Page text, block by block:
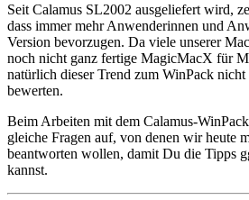
Seit Calamus SL2002 ausgeliefert wird,
dass immer mehr Anwenderinnen und
Version bevorzugen. Da viele unserer
noch nicht ganz fertige MagicMacX für
natürlich dieser Trend zum WinPack nicht
bewerten.
Beim Arbeiten mit dem Calamus-
gleiche Fragen auf, von denen wir heute
beantworten wollen, damit Du die Tipps
kannst.